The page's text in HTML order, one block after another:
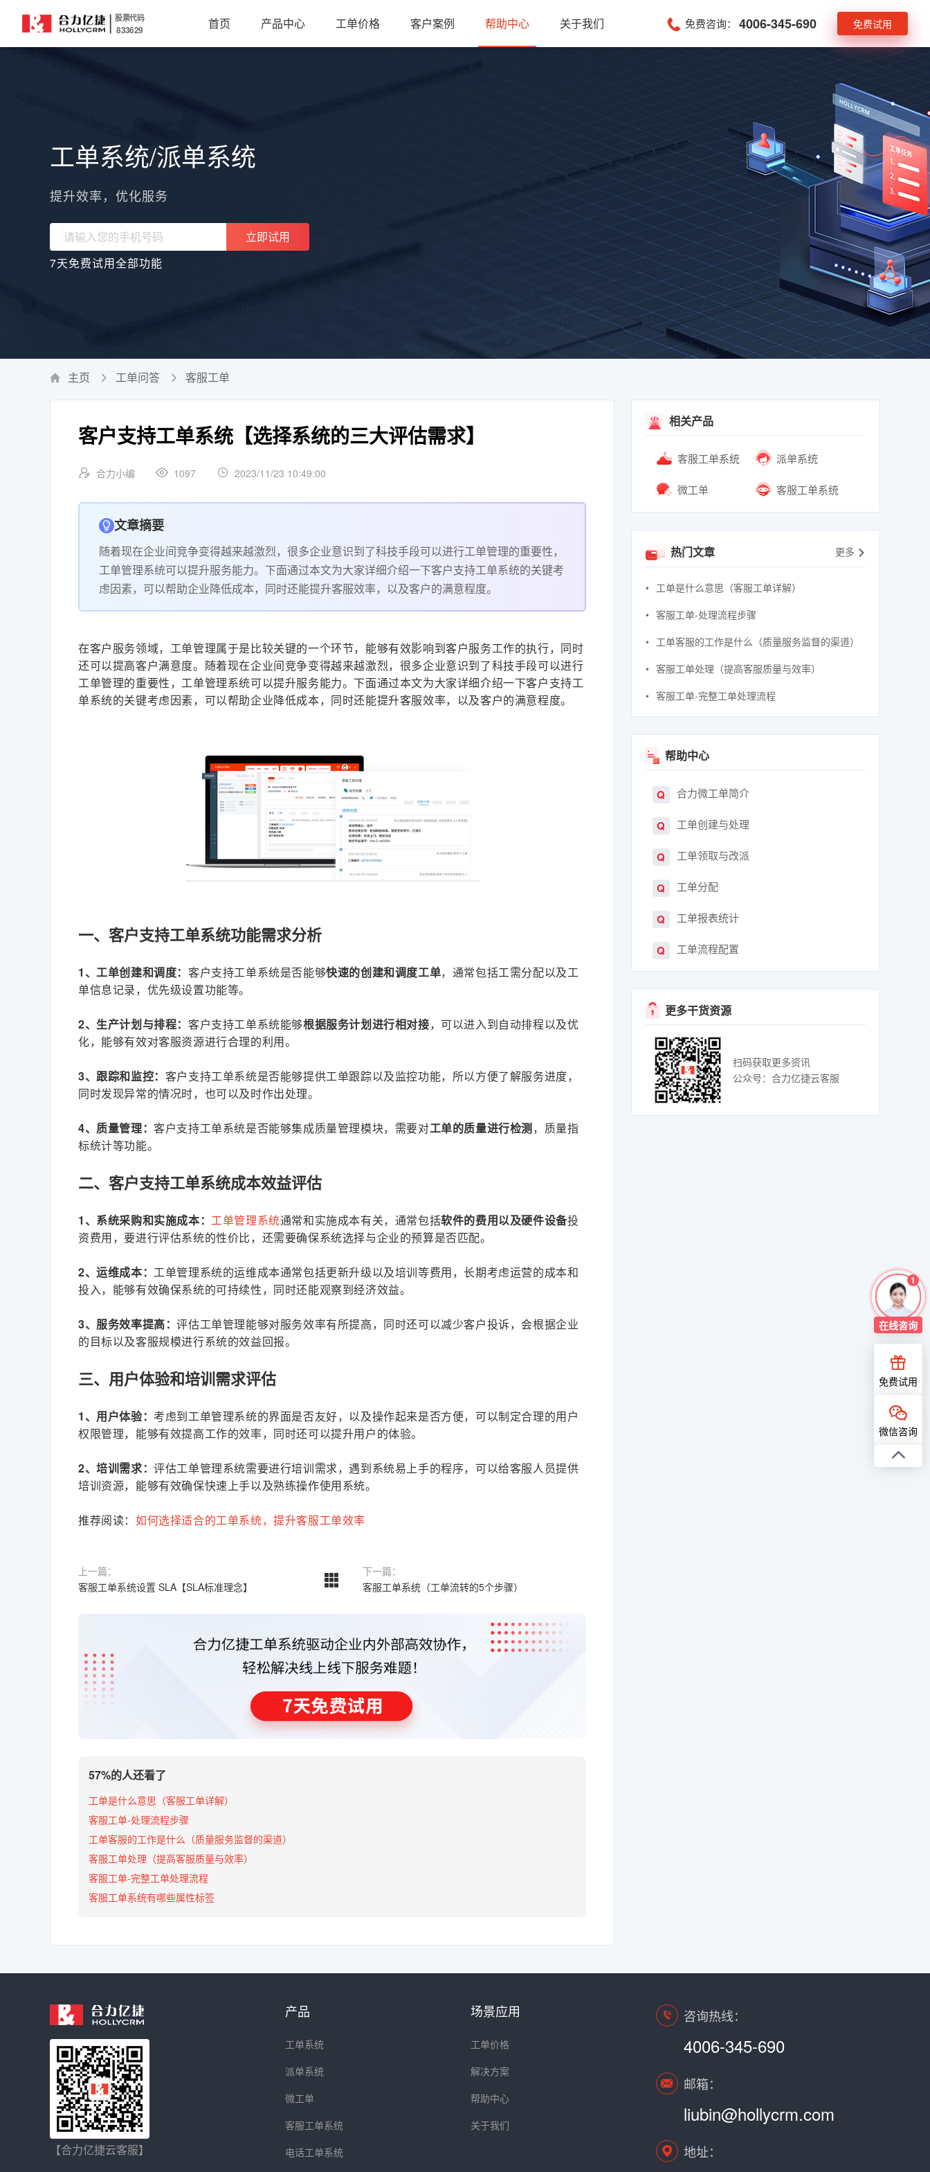
股票代码
833629 首页 产品中心 工单价格 客户案例 帮助中心 关于我们 免费咨询： 4006-345-690 免费试用
工单系统/派单系统
提升效率，优化服务
立即试用
7天免费试用全部功能
主页 工单问答 客服工单
客户支持工单系统【选择系统的三大评估需求】
合力小编 1097 2023/11/23 10:49:00
文章摘要
随着现在企业间竞争变得越来越激烈，很多企业意识到了科技手段可以进行工单管理的重要性，
工单管理系统可以提升服务能力。下面通过本文为大家详细介绍一下客户支持工单系统的关键考
虑因素，可以帮助企业降低成本，同时还能提升客服效率，以及客户的满意程度。
在客户服务领域，工单管理属于是比较关键的一个环节，能够有效影响到客户服务工作的执行，同时
还可以提高客户满意度。随着现在企业间竞争变得越来越激烈，很多企业意识到了科技手段可以进行
工单管理的重要性，工单管理系统可以提升服务能力。下面通过本文为大家详细介绍一下客户支持工
单系统的关键考虑因素，可以帮助企业降低成本，同时还能提升客服效率，以及客户的满意程度。
一、客户支持工单系统功能需求分析
1、工单创建和调度： 客户支持工单系统是否能够快速的创建和调度工单，通常包括工需分配以及工
单信息记录，优先级设置功能等。
2、生产计划与排程： 客户支持工单系统能够根据服务计划进行相对接，可以进入到自动排程以及优
化，能够有效对客服资源进行合理的利用。
3、跟踪和监控： 客户支持工单系统是否能够提供工单跟踪以及监控功能，所以方便了解服务进度，
同时发现异常的情况时，也可以及时作出处理。
4、质量管理：客户支持工单系统是否能够集成质量管理模块，需要对工单的质量进行检测，质量指
标统计等功能。
二、客户支持工单系统成本效益评估
1、系统采购和实施成本：工单管理系统通常和实施成本有关，通常包括软件的费用以及硬件设备投
资费用，要进行评估系统的性价比，还需要确保系统选择与企业的预算是否匹配。
2、运维成本：工单管理系统的运维成本通常包括更新升级以及培训等费用，长期考虑运营的成本和
投入，能够有效确保系统的可持续性，同时还能观察到经济效益。
3、服务效率提高：评估工单管理能够对服务效率有所提高，同时还可以减少客户投诉，会根据企业
的目标以及客服规模进行系统的效益回报。
三、用户体验和培训需求评估
1、用户体验：考虑到工单管理系统的界面是否友好，以及操作起来是否方便，可以制定合理的用户
权限管理，能够有效提高工作的效率，同时还可以提升用户的体验。
2、培训需求：评估工单管理系统需要进行培训需求，遇到系统易上手的程序，可以给客服人员提供
培训资源，能够有效确保快速上手以及熟练操作使用系统。
推荐阅读： 如何选择适合的工单系统，提升客服工单效率
上一篇：
客服工单系统设置 SLA【SLA标准理念】
下一篇：
客服工单系统（工单流转的5个步骤）
57%的人还看了
工单是什么意思（客服工单详解）
客服工单-处理流程步骤
工单客服的工作是什么（质量服务监督的渠道）
客服工单处理（提高客服质量与效率）
客服工单-完整工单处理流程
客服工单系统有哪些属性标签
相关产品
客服工单系统 派单系统
微工单 客服工单系统
热门文章 更多
工单是什么意思（客服工单详解）
客服工单-处理流程步骤
工单客服的工作是什么（质量服务监督的渠道）
客服工单处理（提高客服质量与效率）
客服工单-完整工单处理流程
帮助中心
Q 合力微工单简介
Q 工单创建与处理
Q 工单领取与改派
Q 工单分配
Q 工单报表统计
Q 工单流程配置
更多干货资源
扫码获取更多资讯
公众号：合力亿捷云客服
【合力亿捷云客服】
产品
工单系统
派单系统
微工单
客服工单系统
电话工单系统
场景应用
工单价格
解决方案
帮助中心
关于我们
咨询热线：
4006-345-690
邮箱：
liubin@hollycrm.com
地址：
1
在线咨询
免费试用
微信咨询